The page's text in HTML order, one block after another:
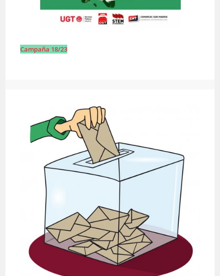
Campaña 18/23